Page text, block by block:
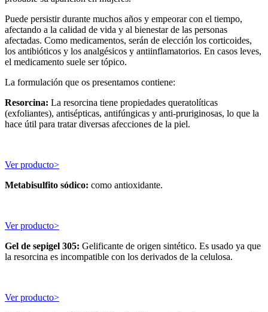
Puede persistir durante muchos años y empeorar con el tiempo,
afectando a la calidad de vida y al bienestar de las personas
afectadas. Como medicamentos, serán de elección los corticoides,
los antibióticos y los analgésicos y antiinflamatorios. En casos leves,
el medicamento suele ser tópico.
La formulación que os presentamos contiene:
Resorcina: La resorcina tiene propiedades queratolíticas
(exfoliantes), antisépticas, antifúngicas y anti-pruriginosas, lo que la
hace útil para tratar diversas afecciones de la piel.
Ver producto>
Metabisulfito sódico: como antioxidante.
Ver producto>
Gel de sepigel 305: Gelificante de origen sintético. Es usado ya que
la resorcina es incompatible con los derivados de la celulosa.
Ver producto>